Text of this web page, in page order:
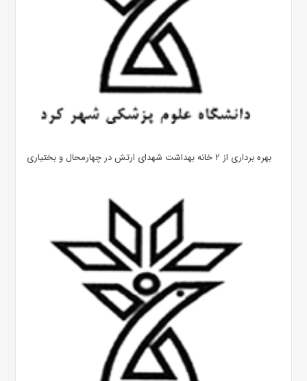
بهره ‌برداری از ۲ خانه بهداشت شهدای ارتش در چهارمحال و بختیاری